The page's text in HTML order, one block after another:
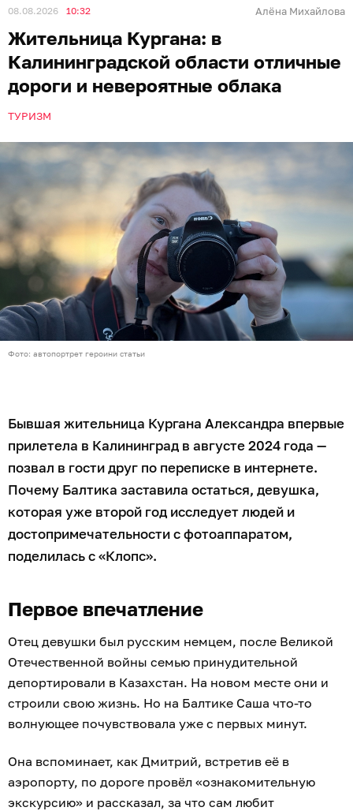
08.08.2026 10:32 Алёна Михайлова
Жительница Кургана: в
Калининградской области отличные
дороги и невероятные облака
ТУРИЗМ
Фото: автопортрет героини статьи
Бывшая жительница Кургана Александра впервые
прилетела в Калининград в августе 2024 года —
позвал в гости друг по переписке в интернете.
Почему Балтика заставила остаться, девушка,
которая уже второй год исследует людей и
достопримечательности с фотоаппаратом,
поделилась с «Клопс».
Первое впечатление
Отец девушки был русским немцем, после Великой
Отечественной войны семью принудительной
депортировали в Казахстан. На новом месте они и
строили свою жизнь. Но на Балтике Саша что-то
волнующее почувствовала уже с первых минут.
Она вспоминает, как Дмитрий, встретив её в
аэропорту, по дороге провёл «ознакомительную
экскурсию» и рассказал, за что сам любит